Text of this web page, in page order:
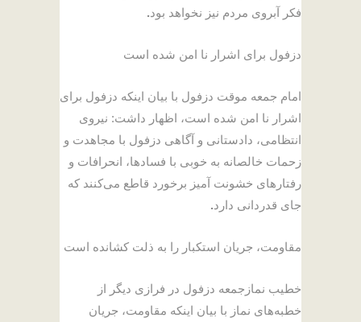
فکر آبروی مردم نیز نخواهد بود .
دزفول برای اشرار نا امن شده است
امام جمعه موقت دزفول با بیان اینکه دزفول برای
اشرار نا امن شده است، اظهار داشت: نیروی
انتظامی، دادستانی و آگاهی دزفول با مجاهدت و
زحمات خالصانه به خوبی با فسادها، انحرافات و
رفتارهای خشونت آمیز برخورد قاطع می‌کنند که
جای قدردانی دارد .
مقاومت، جریان استکبار را به ذلت کشانده است
خطیب نمازجمعه دزفول در فرازی دیگر از
خطبه‌های نماز با بیان اینکه مقاومت، جریان